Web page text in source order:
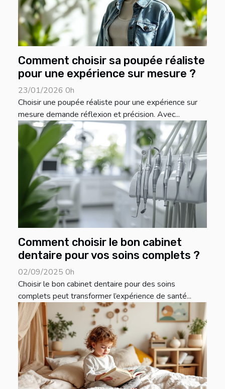
Comment choisir sa poupée réaliste
pour une expérience sur mesure ?
23/01/2026 0h
Choisir une poupée réaliste pour une expérience sur
mesure demande réflexion et précision. Avec...
Comment choisir le bon cabinet
dentaire pour vos soins complets ?
02/09/2025 0h
Choisir le bon cabinet dentaire pour des soins
complets peut transformer l’expérience de santé...